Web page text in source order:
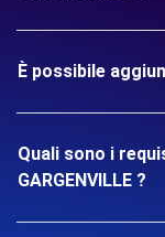
È possibile
Quali sono i
GARGENVILLE ?